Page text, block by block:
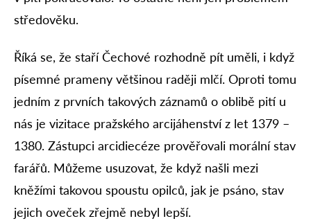
středověku.
Říká se, že staří Čechové rozhodně pít uměli, i když
písemné prameny většinou raději mlčí. Oproti tomu
jedním z prvních takových záznamů o oblibě pití u
nás je vizitace pražského arcijáhenství z let 1379 –
1380. Zástupci arcidiecéze prověřovali morální stav
farářů. Můžeme usuzovat, že když našli mezi
kněžími takovou spoustu opilců, jak je psáno, stav
jejich oveček zřejmě nebyl lepší.